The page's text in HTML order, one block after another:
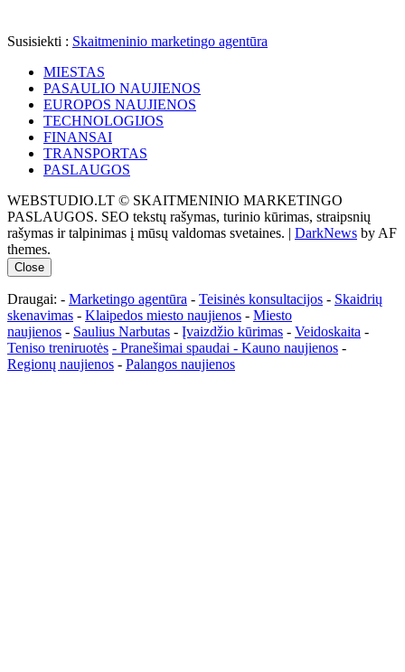
Susisiekti : Skaitmeninio marketingo agentūra
MIESTAS
PASAULIO NAUJIENOS
EUROPOS NAUJIENOS
TECHNOLOGIJOS
FINANSAI
TRANSPORTAS
PASLAUGOS
WEBSTUDIO.LT © SKAITMENINIO MARKETINGO
PASLAUGOS. SEO tekstų rašymas, turinio kūrimas, straipsnių
rašymas ir talpinimas į mūsų valdomas svetaines. | DarkNews by AF
themes.
Close
Draugai: - Marketingo agentūra - Teisinės konsultacijos - Skaidrių
skenavimas - Klaipedos miesto naujienos - Miesto
naujienos - Saulius Narbutas - Įvaizdžio kūrimas - Veidoskaita -
Teniso treniruotės - Pranešimai spaudai - Kauno naujienos -
Regionų naujienos - Palangos naujienos